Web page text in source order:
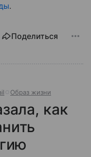
.
Поделиться
Образ жизни
как